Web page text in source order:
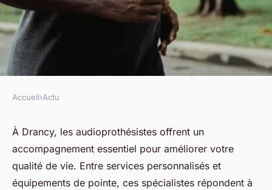
Votre audioprothésiste à
drancy : services et
accompagnement disponibles
Accueil›Actu
À Drancy, les audioprothésistes offrent un
accompagnement essentiel pour améliorer votre
qualité de vie. Entre services personnalisés et
équipements de pointe, ces spécialistes répondent à